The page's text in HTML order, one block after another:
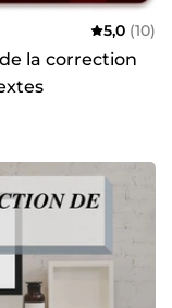
5,0 (10)
la correction